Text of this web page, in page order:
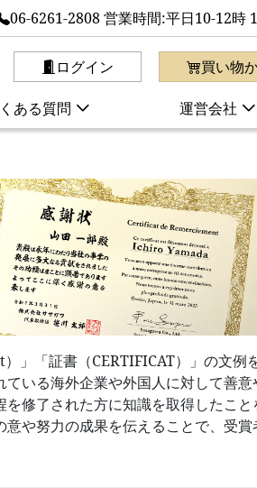
06-6261-2808 営業時間:平日10-12時
ログイン 買い物
ある質問 運営会社
」「証書（CERTIFICAT）」の文例
いる海外企業や外国人に対して善意
修了された方に知識を取得したこと
や努力の成果を伝えることで、受賞